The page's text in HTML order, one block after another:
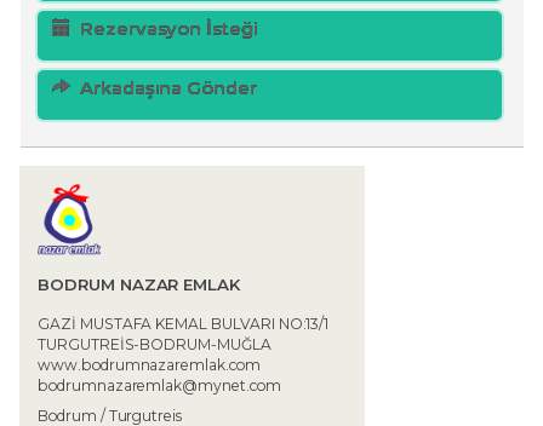
Rezervasyon İsteği
Arkadaşına Gönder
BODRUM NAZAR EMLAK
GAZİ MUSTAFA KEMAL BULVARI NO:13/1
TURGUTREİS-BODRUM-MUĞLA
www.bodrumnazaremlak.com
bodrumnazaremlak@mynet.com
Bodrum / Turgutreis